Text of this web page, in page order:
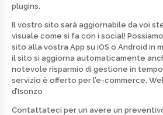
plugins.
Il vostro sito sarà aggiornabile da voi
visuale come si fa con i social!
sito alla vostra App su iOS o Android in
il sito si aggiorna automaticamente
notevole risparmio di gestione in
servizio è offerto per l’e-commerce.
d’Isonzo
Contattateci per un avere un